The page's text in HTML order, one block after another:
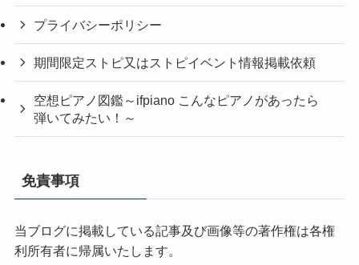
プライバシーポリシー
期間限定ストピ又はストピイベント情報掲載依頼
空想ピアノ図鑑～ifpiano こんなピアノがあったら
弾いてみたい！～
免責事項
当ブログに掲載している記事及び画像等の著作権は各権
利所有者に帰属いたします。